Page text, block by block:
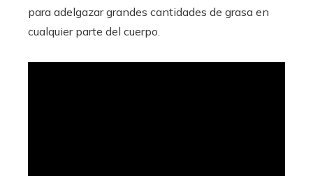
para adelgazar grandes cantidades de grasa en
cualquier parte del cuerpo.